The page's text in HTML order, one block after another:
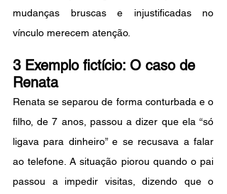
mudanças bruscas e injustificadas no
vínculo merecem atenção.
3 Exemplo fictício: O caso de
Renata
Renata se separou de forma conturbada e o
filho, de 7 anos, passou a dizer que ela “só
ligava para dinheiro” e se recusava a falar
ao telefone. A situação piorou quando o pai
passou a impedir visitas, dizendo que o